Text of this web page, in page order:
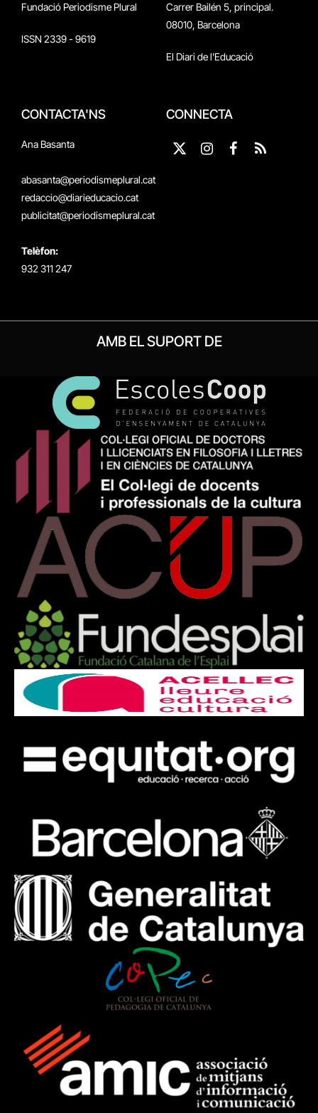
Fundació Periodisme Plural
ISSN 2339 - 9619
Carrer Bailén 5, principal.
08010, Barcelona
El Diari de l'Educació
CONTACTA'NS
Ana Basanta
abasanta@periodismeplural.cat
redaccio@diarieducacio.cat
publicitat@periodismeplural.cat
Telèfon:
932 311 247
CONNECTA
X
Instagram
Facebook
RSS
AMB EL SUPORT DE